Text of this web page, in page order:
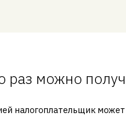
раз можно
налогоплательщик